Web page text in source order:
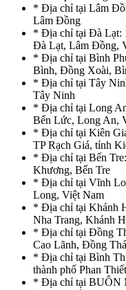
* Địa chỉ tại Lâm
Lâm Đồng
* Địa chỉ tại Đà Lạt:
Đà Lạt, Lâm Đồng,
* Địa chỉ tại Bình
Bình, Đồng Xoài,
* Địa chỉ tại Tây
Tây Ninh
* Địa chỉ tại Long
Bến Lức, Long An,
* Địa chỉ tại Kiên
TP Rạch Giá, tỉnh
* Địa chỉ tại Bến
Khương, Bến Tre
* Địa chỉ tại Vĩnh
Long, Việt Nam
* Địa chỉ tại Khánh
Nha Trang, Khánh
* Địa chỉ tại Đồng
Cao Lãnh, Đồng
* Địa chỉ tại Bình
thành phố Phan
* Địa chỉ tại BUÔN